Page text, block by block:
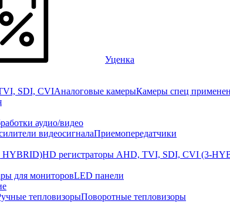
Уценка
SDI, CVIАналоговые камерыКамеры спец
аудио/видео
видеосигналаПриемопередатчики
HYBRID)HD регистраторы AHD, TVI, SDI, CVI (3-
для мониторовLED панели
тепловизорыПоворотные тепловизоры